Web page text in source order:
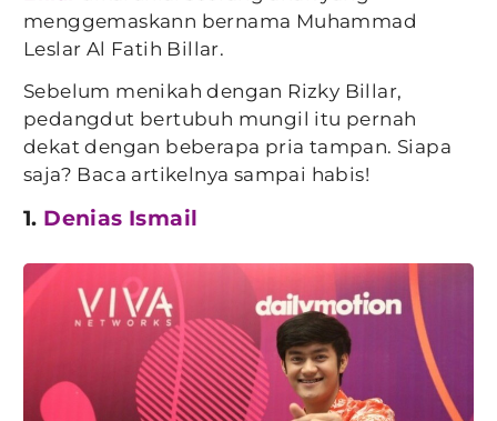
menggemaskann bernama Muhammad
Leslar Al Fatih Billar.
Sebelum menikah dengan Rizky Billar,
pedangdut bertubuh mungil itu pernah
dekat dengan beberapa pria tampan. Siapa
saja? Baca artikelnya sampai habis!
1. Denias Ismail